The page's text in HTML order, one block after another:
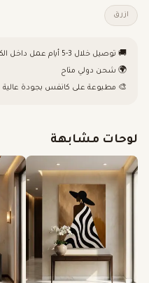
ازرق
🚚 توصيل خلال 3-5 أيام عمل داخل الكويت
🌍 شحن دولي متاح
🎨 مطبوعة على كانفس بجودة عالية
لوحات مشابهة